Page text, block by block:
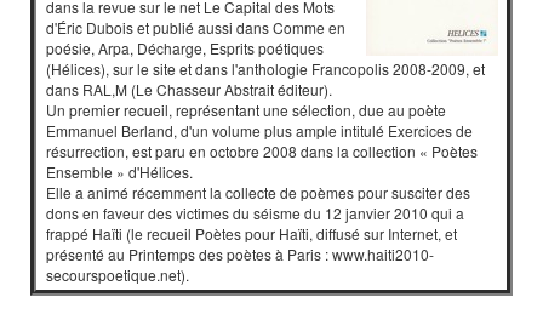
dans la revue sur le net Le Capital des Mots
d'Éric Dubois et publié aussi dans Comme en
poésie, Arpa, Décharge, Esprits poétiques
(Hélices), sur le site et dans l'anthologie Francopolis 2008-2009, et
dans RAL,M (Le Chasseur Abstrait éditeur).
Un premier recueil, représentant une sélection, due au poète
Emmanuel Berland, d'un volume plus ample intitulé Exercices de
résurrection, est paru en octobre 2008 dans la collection « Poètes
Ensemble » d'Hélices.
Elle a animé récemment la collecte de poèmes pour susciter des
dons en faveur des victimes du séisme du 12 janvier 2010 qui a
frappé Haïti (le recueil Poètes pour Haïti, diffusé sur Internet, et
présenté au Printemps des poètes à Paris : www.haiti2010-
secourspoetique.net).